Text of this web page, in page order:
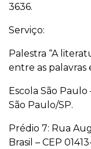
3636.
Serviço:
Palestra “A
entre as palavras
Escola São
São Paulo/SP.
Prédio 7: Rua
Brasil – CEP